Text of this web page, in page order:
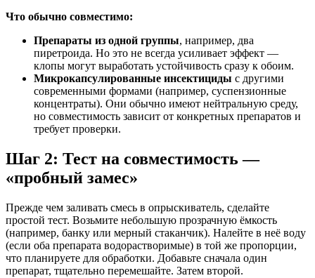
Что обычно совместимо:
Препараты из одной группы, например, два
пиретроида. Но это не всегда усиливает эффект —
клопы могут выработать устойчивость сразу к обоим.
Микрокапсулированные инсектициды с другими
современными формами (например, суспензионные
концентраты). Они обычно имеют нейтральную среду,
но совместимость зависит от конкретных препаратов и
требует проверки.
Шаг 2: Тест на совместимость —
«пробный замес»
Прежде чем заливать смесь в опрыскиватель, сделайте
простой тест. Возьмите небольшую прозрачную ёмкость
(например, банку или мерный стаканчик). Налейте в неё воду
(если оба препарата водорастворимые) в той же пропорции,
что планируете для обработки. Добавьте сначала один
препарат, тщательно перемешайте. Затем второй.